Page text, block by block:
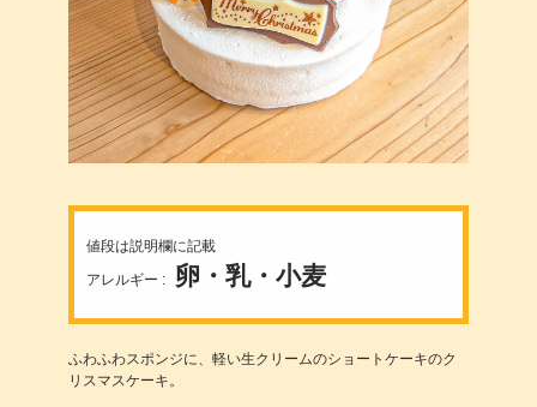
値段は説明欄に記載
アレルギー :
卵・乳・小麦
ふわふわスポンジに、軽い生クリームのショートケーキのク
リスマスケーキ。